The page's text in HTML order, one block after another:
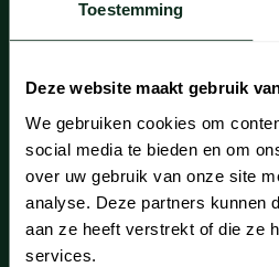
Toestemming
Deze website maakt gebruik
We gebruiken cookies om
social media te bieden en om
over uw gebruik van onze site
analyse. Deze partners kunnen
aan ze heeft verstrekt of die ze
services.
Onze winkels
Heemstede
Hillegom
Lisse
Noordwijk